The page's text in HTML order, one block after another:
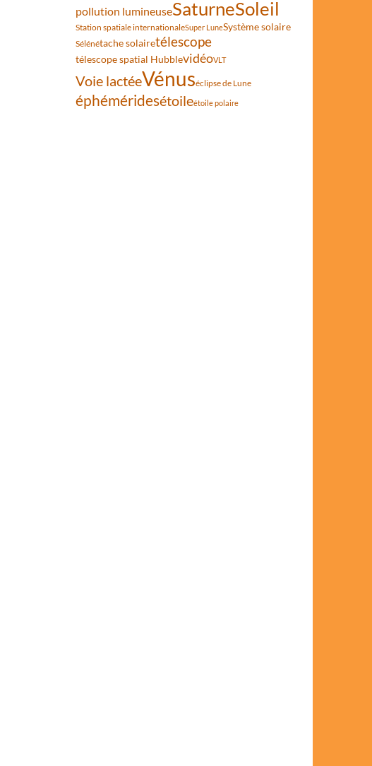
pollution lumineuseSaturneSoleil
Station spatiale internationaleSuper LuneSystème solaire
Sélénétache solairetélescope
télescope spatial HubblevidéoVLT
Voie lactéeVénuséclipse de Lune
éphéméridesétoileétoile polaire